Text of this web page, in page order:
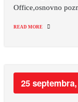
Office,osnovno
READ MORE
25